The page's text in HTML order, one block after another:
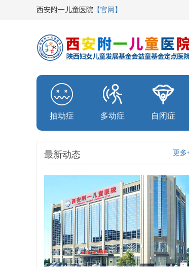
西安附一儿童医院 【官网】
抽动症 多动症 自闭症
更多
最新动态